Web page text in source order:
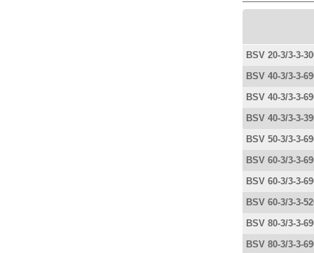
BSV 20-3/3-3-
BSV 40-3/3-3-
BSV 40-3/3-3-
BSV 40-3/3-3-
BSV 50-3/3-3-
BSV 60-3/3-3-
BSV 60-3/3-3-
BSV 60-3/3-3-
BSV 80-3/3-3-
BSV 80-3/3-3-